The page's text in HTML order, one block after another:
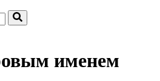
именем